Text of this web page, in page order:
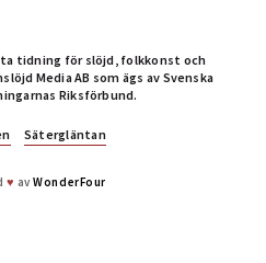
tidning för slöjd, folkkonst och
Media AB som ägs av Svenska
Riksförbund.
Sätergläntan
♥ avWonderFour